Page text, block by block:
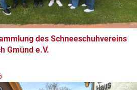
des Schneeschuhvereins
Gmünd e.V.